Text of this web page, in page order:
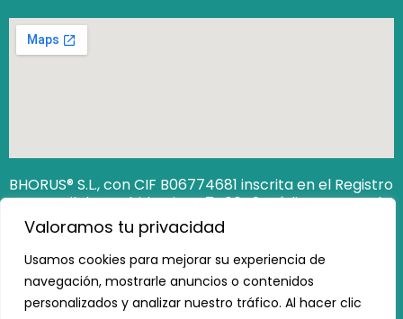
Valoramos tu privacidad
Usamos cookies para mejorar su experiencia de
navegación, mostrarle anuncios o contenidos
personalizados y analizar nuestro tráfico. Al hacer clic
BHORUS® S.L., con CIF B06774681 inscrita en el Registro
Mercantil de Madrid Hoja M‐740649. Código Seguro de
Verificación (CSV): 12806538162473100
https://www.registradores.org/csv